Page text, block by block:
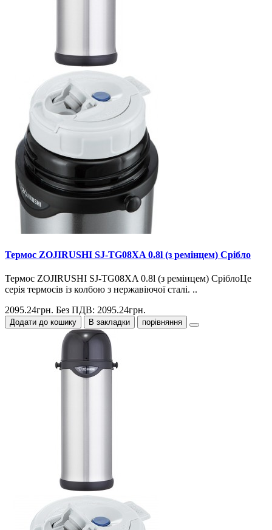
Термос ZOJIRUSHI SJ-TG08XA 0.8l (з ремінцем) Срібло
Термос ZOJIRUSHI SJ-TG08XA 0.8l (з ремінцем) СріблоЦе
серія термосів із колбою з нержавіючої сталі. ..
2095.24грн. Без ПДВ: 2095.24грн.
Додати до кошику В закладки порівняння